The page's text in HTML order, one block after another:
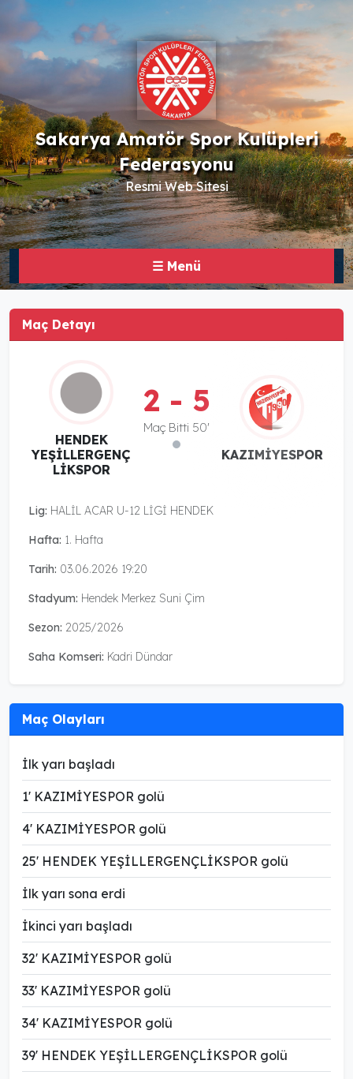
Sakarya Amatör Spor Kulüpleri
Federasyonu
Resmi Web Sitesi
☰ Menü
Maç Detayı
HENDEK
YEŞİLLERGENÇ
LİKSPOR
2 - 5
Maç Bitti 50'
KAZIMİYESPOR
Lig: HALİL ACAR U-12 LİGİ HENDEK
Hafta: 1. Hafta
Tarih: 03.06.2026 19:20
Stadyum: Hendek Merkez Suni Çim
Sezon: 2025/2026
Saha Komseri: Kadri Dündar
Maç Olayları
İlk yarı başladı
1' KAZIMİYESPOR golü
4' KAZIMİYESPOR golü
25' HENDEK YEŞİLLERGENÇLİKSPOR golü
İlk yarı sona erdi
İkinci yarı başladı
32' KAZIMİYESPOR golü
33' KAZIMİYESPOR golü
34' KAZIMİYESPOR golü
39' HENDEK YEŞİLLERGENÇLİKSPOR golü